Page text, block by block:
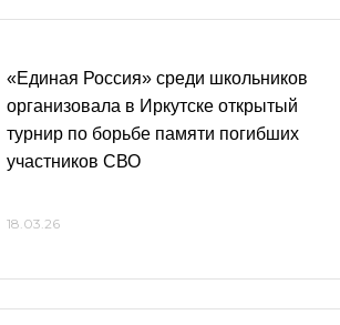
«Единая Россия» среди школьников
организовала в Иркутске открытый
турнир по борьбе памяти погибших
участников СВО
18.03.26